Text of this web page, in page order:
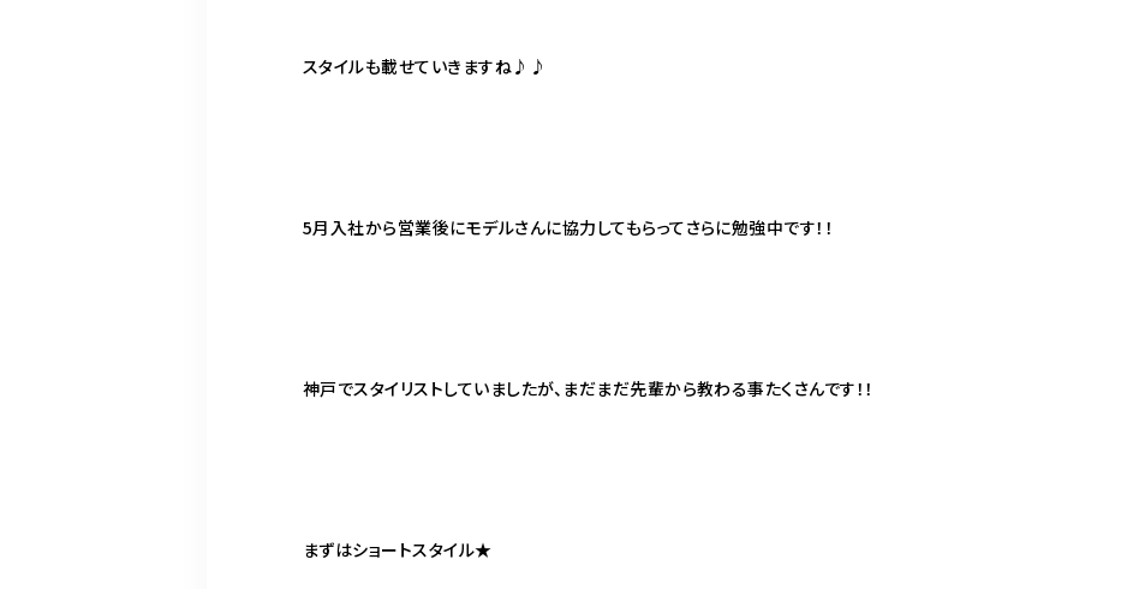
スタイルも載せていきますね♪♪
5月入社から営業後にモデルさんに協力してもらってさらに勉強中です！！
神戸でスタイリストしていましたが、まだまだ先輩から教わる事たくさんです！！
まずはショートスタイル★